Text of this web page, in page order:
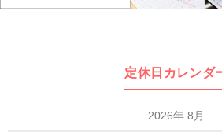
定休日カレンダ
2026年 8月